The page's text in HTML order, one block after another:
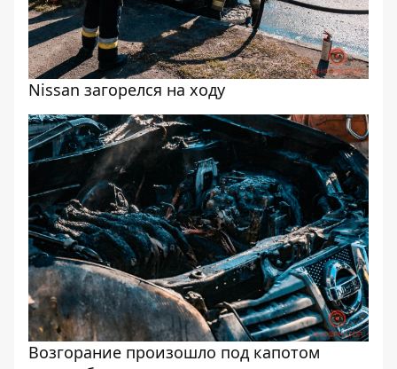
Nissan загорелся на ходу
Возгорание произошло под капотом